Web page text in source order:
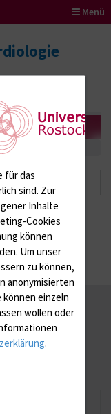
Menü
für das
sind. Zur
Inhalte
Cookies
können
Um unser
zu können,
anonymisierten
können einzeln
wollen oder
.